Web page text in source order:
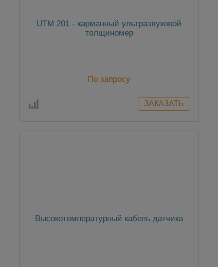
UTM 201 - карманный ультразвуковой
толщиномер
По запросу
Высокотемпературный кабель датчика